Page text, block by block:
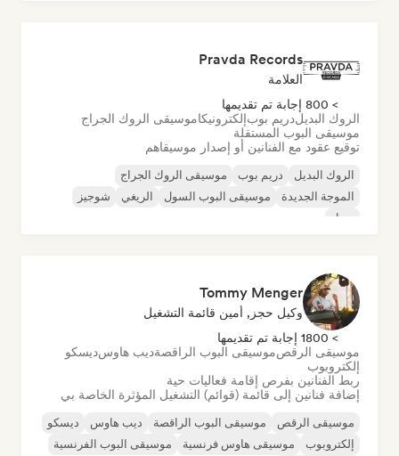
Pravda Records
العلامة
> 800 إجابة تم تقديمها
الروك البديلدريم بوبإلكترونيكاموسيقى الروك الجراج
موسيقى البوب المستقلة
توقيع عقود مع الفنانين أو إصدار موسيقاهم
الروك البديل دريم بوب
موسيقى الروك الجراج
الموجة الجديدة
موسيقى البوب السول الريغي
شوجيز
سول
Tommy Menger
وكيل حجز, أمين قائمة التشغيل
> 1800 إجابة تم تقديمها
موسيقى الرقصموسيقى البوب الراقصةديب هاوسديسكو
إلكتروبوب
ربط الفنانين بفرص إقامة فعاليات حية
إضافة فنانين إلى قائمة (قوائم) التشغيل المؤثرة الخاصة بي
موسيقى الرقص موسيقى البوب الراقصة ديب هاوس
ديسكو
إلكتروبوب
موسيقى هاوس فرنسية
موسيقى البوب الفرنسية